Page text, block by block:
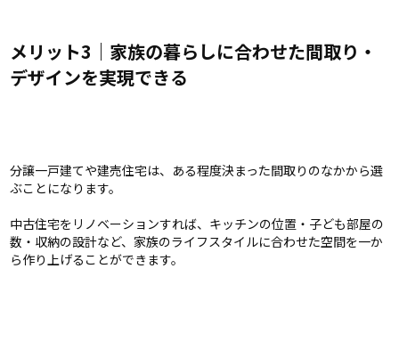
メリット3｜家族の暮らしに合わせた間取り・
デザインを実現できる
分譲一戸建てや建売住宅は、ある程度決まった間取りのなかから選
ぶことになります。
中古住宅をリノベーションすれば、キッチンの位置・子ども部屋の
数・収納の設計など、家族のライフスタイルに合わせた空間を一か
ら作り上げることができます。